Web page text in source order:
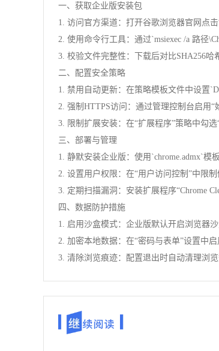
一、获取企业版安装包
1. 访问官方渠道：打开谷歌浏览器官网点
2. 使用命令行工具：通过`msiexec /a 路径
3. 校验文件完整性：下载后对比SHA256哈
二、配置安全策略
1. 禁用自动更新：在策略模板文件中设置
2. 强制HTTPS访问：通过管理控制台启用“
3. 限制扩展安装：在“扩展程序”策略中勾
三、部署与管理
1. 静默安装企业版：使用`chrome.admx`模
2. 设置用户权限：在“用户访问控制”中限
3. 定期扫描漏洞：安装扩展程序“Chrome
四、数据防护措施
1. 启用沙盒模式：企业版默认开启浏览器
2. 加密本地数据：在“密码与表单”设置中
3. 清除浏览痕迹：配置退出时自动清理浏